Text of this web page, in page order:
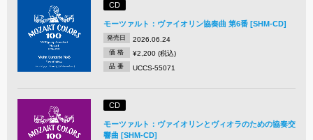
CD
モーツァルト：ヴァイオリン協奏曲 第6番 [SHM-CD]
発売日 2026.06.24
価 格 ¥2,200 (税込)
品 番 UCCS-55071
CD
モーツァルト：ヴァイオリンとヴィオラのための協奏交
響曲 [SHM-CD]